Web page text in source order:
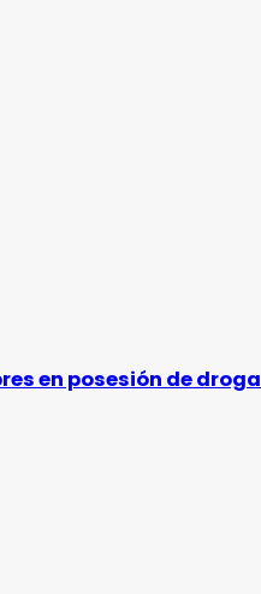
en posesión de droga